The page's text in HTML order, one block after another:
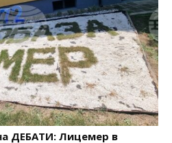
ДЕБАТИ: Лицемер в